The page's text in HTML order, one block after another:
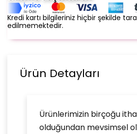
Kredi kartı bilgileriniz hiçbir şekilde
edilmemektedir.
Ürün Detayları
Ürünlerimizin birçoğu
olduğundan mevsimsel